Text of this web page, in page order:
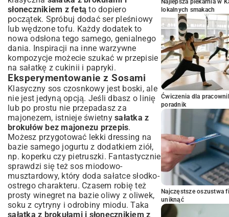
słonecznikiem z fetą to dopiero
początek. Spróbuj dodać ser pleśniowy
lub wędzone tofu. Każdy dodatek to
nowa odsłona tego samego, genialnego
dania. Inspiracji na inne warzywne
kompozycje możecie szukać w przepisie
na sałatkę z cukinii i papryki.
Eksperymentowanie z Sosami
Klasyczny sos czosnkowy jest boski, ale
nie jest jedyną opcją. Jeśli dbasz o linię
lub po prostu nie przepadasz za
majonezem, istnieje świetny sałatka z
brokułów bez majonezu przepis.
Możesz przygotować lekki dressing na
bazie samego jogurtu z dodatkiem ziół,
np. koperku czy pietruszki. Fantastycznie
sprawdzi się też sos miodowo-
musztardowy, który doda sałatce słodko-
ostrego charakteru. Czasem robię też
prosty winegret na bazie oliwy z oliwek,
soku z cytryny i odrobiny miodu. Taka
sałatka z brokułami i słonecznikiem z
Najlepsza piekarnia w
lokalnych smakach
Ćwiczenia dla
poradnik
Najczęstsze oszustwa
uniknąć